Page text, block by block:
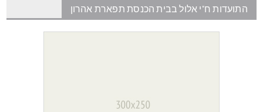
התועדות ח"י אלול בבית הכנסת תפארת אהרון